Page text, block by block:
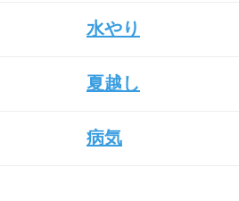
水やり
夏越し
病気